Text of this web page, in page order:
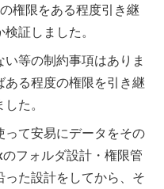
権限をある程度引き継
証しました。
等の制約事項はありま
る程度の権限を引き継
た。
って安易にデータをその
フォルダ設計・権限管
た設計をしてから、そ